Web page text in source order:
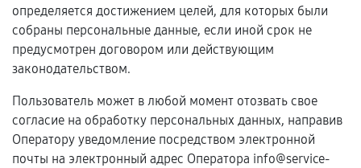
определяется достижением целей, для которых были
собраны персональные данные, если иной срок не
предусмотрен договором или действующим
законодательством.
Пользователь может в любой момент отозвать свое
согласие на обработку персональных данных, направив
Оператору уведомление посредством электронной
почты на электронный адрес Оператора info@service-